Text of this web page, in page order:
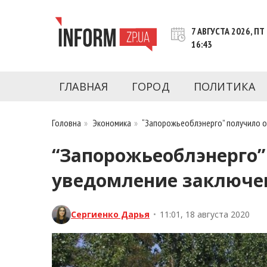
INFORM.ZP.UA – это информационный
последние новости Запорожья и
7 АВГУСТА 2026, ПТ
16:43
ГЛАВНАЯ ГОРОД ПОЛИТИКА
Головна » Экономика »“Запорожьеоблэнерго” получило
уведомление
Сергиенко Дарья • 11:01, 18 августа 2020